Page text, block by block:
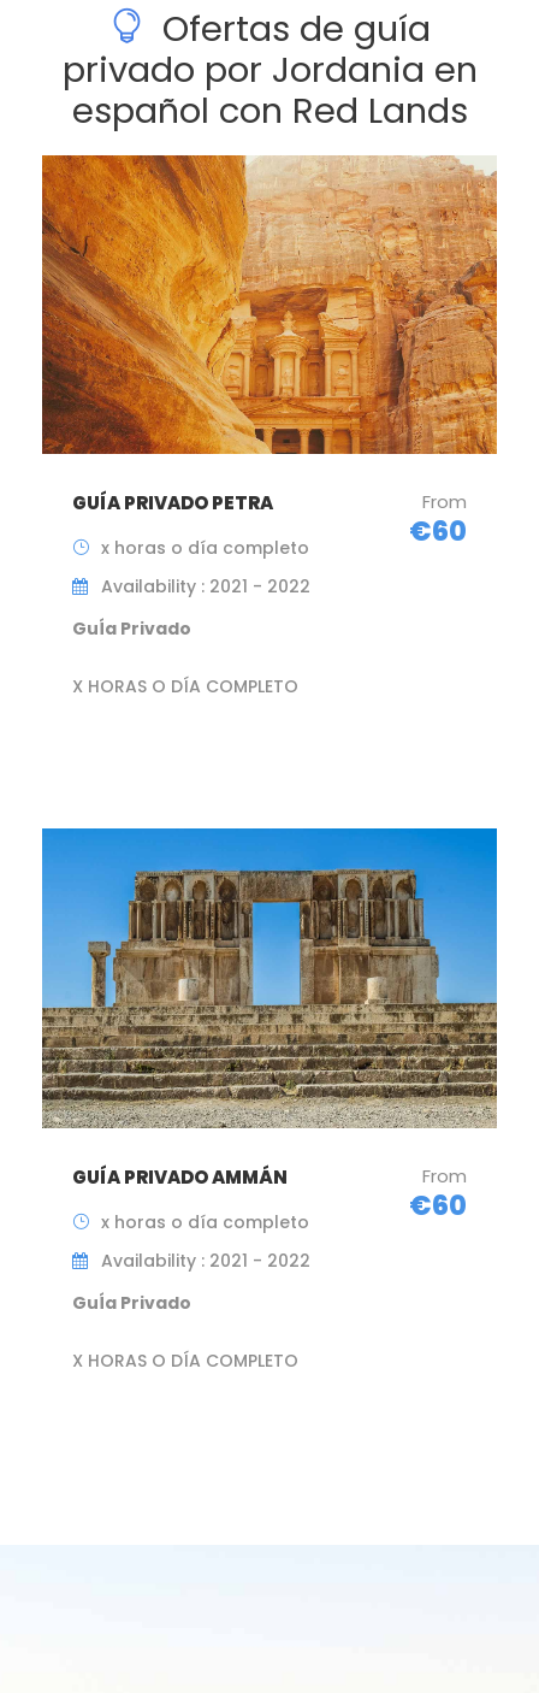
Ofertas de guía
privado por Jordania en
español con Red Lands
GUÍA PRIVADO PETRA From
€60
x horas o día completo
Availability : 2021 - 2022
GuÍa Privado
X HORAS O DÍA COMPLETO
GUÍA PRIVADO AMMÁN From
€60
x horas o día completo
Availability : 2021 - 2022
GuÍa Privado
X HORAS O DÍA COMPLETO